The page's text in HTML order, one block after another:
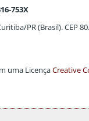
753X
PR (Brasil). CEP
uma LicençaCreative